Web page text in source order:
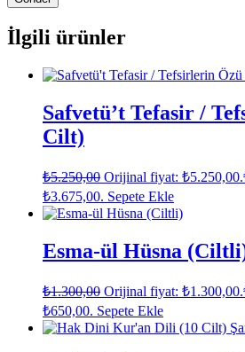
İlgili ürünler
Safvetü’t Tefasir /
Cilt)
₺5.250,00 Orijinal fiyat: ₺5.250,00.
₺3.675,00. Sepete Ekle
Esma-ül Hüsna
₺1.300,00 Orijinal fiyat: ₺1.300,00.
₺650,00. Sepete Ekle